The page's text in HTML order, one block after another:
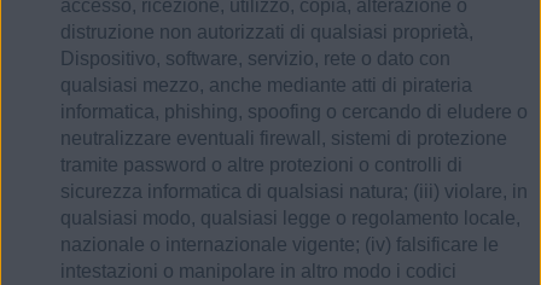
accesso, ricezione, utilizzo, copia, alterazione o
distruzione non autorizzati di qualsiasi proprietà,
Dispositivo, software, servizio, rete o dato con
qualsiasi mezzo, anche mediante atti di pirateria
informatica, phishing, spoofing o cercando di eludere o
neutralizzare eventuali firewall, sistemi di protezione
tramite password o altre protezioni o controlli di
sicurezza informatica di qualsiasi natura; (iii) violare, in
qualsiasi modo, qualsiasi legge o regolamento locale,
nazionale o internazionale vigente; (iv) falsificare le
intestazioni o manipolare in altro modo i codici